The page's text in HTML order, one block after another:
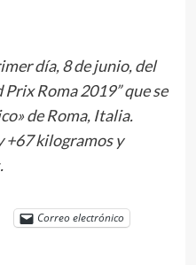
día, 8 de junio, del
Roma 2019” que se
de Roma, Italia.
+67 kilogramos y
Correo electrónico